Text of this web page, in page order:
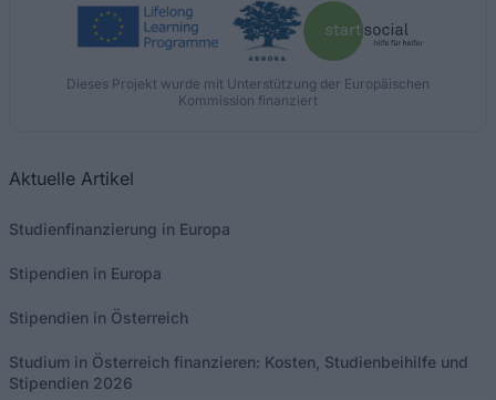
Dieses Projekt wurde mit Unterstützung der Europäischen
Kommission finanziert
Aktuelle Artikel
Studienfinanzierung in Europa
Stipendien in Europa
Stipendien in Österreich
Studium in Österreich finanzieren: Kosten, Studienbeihilfe und
Stipendien 2026